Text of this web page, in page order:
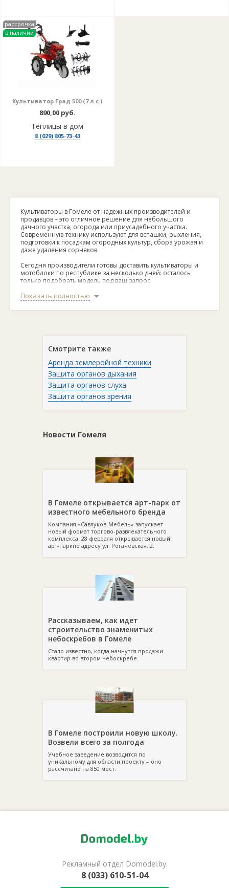
рассрочка
в наличии
Культиватор Град 500 (7 л.с.)
890,00 руб.
Теплицы в дом
8 (029) 805-73-43
Культиваторы в Гомеле от надежных производителей и
продавцов – это отличное решение для небольшого
дачного участка, огорода или приусадебного участка.
Современную технику используют для вспашки, рыхления,
подготовки к посадкам огородных культур, сбора урожая и
даже удаления сорняков.
Сегодня производители готовы доставить культиваторы и
мотоблоки по республике за несколько дней: осталось
только подобрать модель под ваш запрос.
В Гомеле можно приобрести культиваторы электрические,
бензиновые и аккумуляторные, а также модели с ручным
управлением. Каждая из них имеет свои преимущества и
рыхление почвы на вашем участке. Однако они шумные и
батареи, провода. Они экологичные и нешумные, но менее
мощные. Культиваторы с ручным управлением самые
маломощные, но и наиболее простые в управлении,
доступные по цене.
Подобрать технику можно в зависимости от технических
параметров:
л.с.;
ширины обработки – предлагаем оборудование с
глубины обработки – в каталоге представлена
техника, способная погружаться на глубину от 180 до
300 мм.
культиваторы и мотоблоки в Гомеле
Показать полностью
Смотрите также
Аренда землеройной техники
Защита органов дыхания
Защита органов слуха
Защита органов зрения
Новости Гомеля
В Гомеле открывается арт-парк от
известного мебельного бренда
Компания «Савлуков-Мебель» запускает
новый формат торгово-развлекательного
комплекса. 28 февраля открывается новый
арт-паркпо адресу ул. Рогачевская, 2.
Рассказываем, как идет
строительство знаменитых
небоскребов в Гомеле
Стало известно, когда начнутся продажи
квартир во втором небоскребе.
В Гомеле построили новую школу.
Возвели всего за полгода
Учебное заведение возводится по
уникальному для области проекту – оно
рассчитано на 850 мест.
Рекламный отдел Domodel.by:
8 (033) 610-51-04